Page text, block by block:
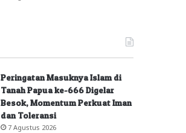
Peringatan Masuknya Islam di
Tanah Papua ke-666 Digelar
Besok, Momentum Perkuat Iman
dan Toleransi
7 Agustus 2026